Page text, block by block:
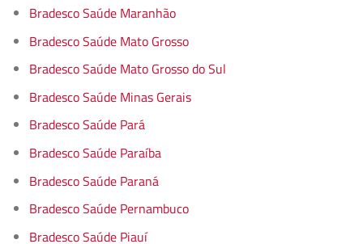
Bradesco Saúde Maranhão
Bradesco Saúde Mato Grosso
Bradesco Saúde Mato Grosso do Sul
Bradesco Saúde Minas Gerais
Bradesco Saúde Pará
Bradesco Saúde Paraíba
Bradesco Saúde Paraná
Bradesco Saúde Pernambuco
Bradesco Saúde Piauí